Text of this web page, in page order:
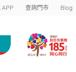
APP 查詢門市 Blog